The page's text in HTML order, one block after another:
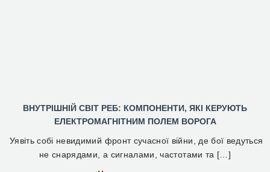
ВНУТРІШНІЙ СВІТ РЕБ: КОМПОНЕНТИ, ЯКІ КЕРУЮТЬ
ЕЛЕКТРОМАГНІТНИМ ПОЛЕМ ВОРОГА
Уявіть собі невидимий фронт сучасної війни, де бої ведуться
не снарядами, а сигналами, частотами та […]